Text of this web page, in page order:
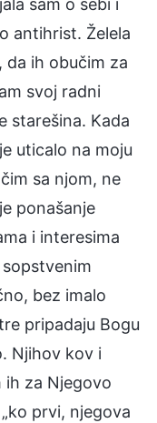
antihrist. Želela
da ih obučim za
svoj radni
starešina. Kada
uticalo na moju
sa njom, ne
ponašanje
i interesima
bez imalo
pripadaju Bogu
Njihov kov i
ih za Njegovo
prvi, njegova